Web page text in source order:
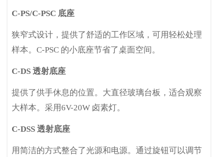
C-PS/C-PSC 底座
狭窄式设计，提供了舒适的工作区域，可用轻松处理
样本。C-PSC 的小底座节省了桌面空间。
C-DS 透射底座
提供了供手休息的位置。大直径玻璃台板，适合观察
大样本。采用6V-20W 卤素灯。
C-DSS 透射底座
用简洁的方式整合了光源和电源。通过旋钮可以调节